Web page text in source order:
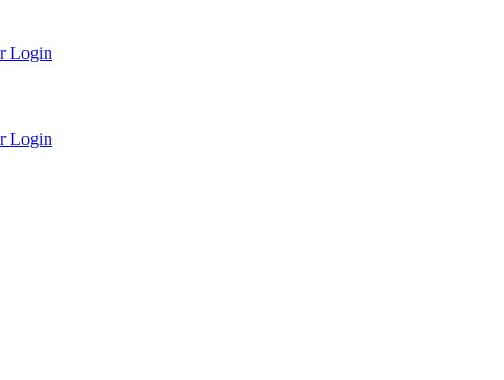
Login
Login